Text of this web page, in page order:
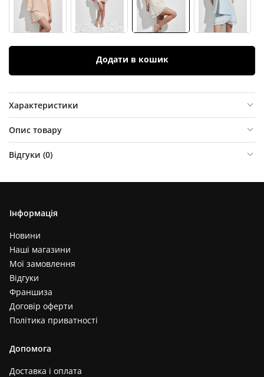
Додати в кошик
Характеристики
Опис товару
Відгуки (0)
Інформація
Новини
Наші магазини
Мої замовлення
Відгуки
Франшиза
Договір оферти
Політика приватності
Допомога
Доставка і оплата